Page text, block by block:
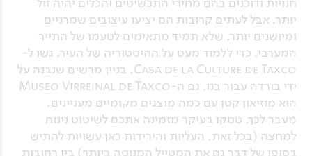
יותר, אבל לעתים קרובות הם יציעו עיצובים שמרניים
ומיושנים יותר, שלא תמיד מתאימים לטעמו של התייר
המערבי. כדי ללמוד מעט על ההיסטוריה של העיר, גשו ל-
Casa de la Culture de Taxco, בניין מרשים שנבנה על
ידי בורדה עבור בנו. גם ה-Museo Virreinal de Taxco
הוא מוזיאון קטן עם כמה מוצגים מקומיים מעניינים.
מעבר לכך, טסקו בעיקר מזמינה אתכם לשיטוט נינוח
למחצה (בכל זאת, העליות והירידות כאן עשויות להתיש
בסופו של דבר גם את המטייל המנוסה ביותר) בין רחובות